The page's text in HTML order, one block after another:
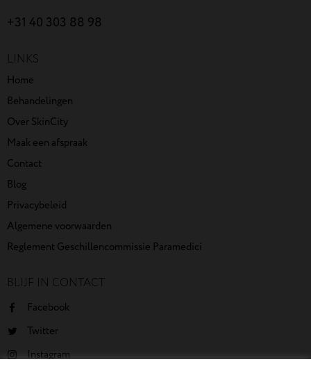
+31 40 303 88 98
LINKS
Home
Behandelingen
Over SkinCity
Maak een afspraak
Contact
Blog
Privacybeleid
Algemene voorwaarden
Reglement Geschillencommissie Paramedici
BLIJF IN CONTACT
Facebook
Twitter
Instagram